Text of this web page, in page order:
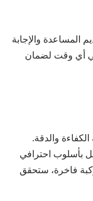
الفني متاح على مدار 24/7 لتقديم المساعدة والإجابة
في أي وقت لضمان
والدقة.
بأسلوب احترافي
فاخرة، ستحقق